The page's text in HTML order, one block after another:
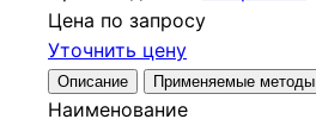
Цена по запросу
Уточнить цену
Описание Применяемые методы
Наименование